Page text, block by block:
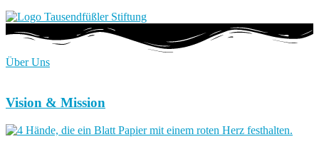
Über Uns
Vision & Mission